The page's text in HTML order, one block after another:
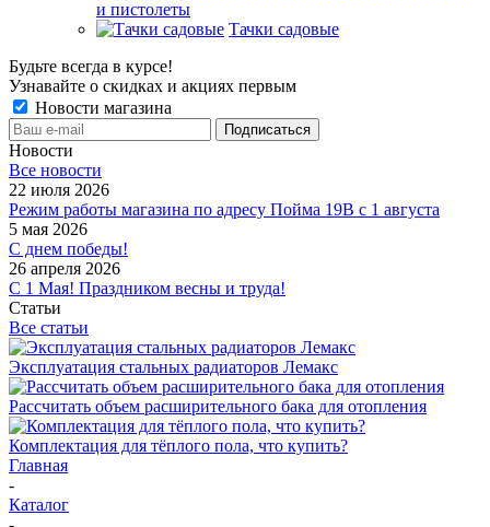
и пистолеты
Тачки садовые
Будьте всегда в курсе!
Узнавайте о скидках и акциях первым
Новости магазина
Новости
Все новости
22 июля 2026
Режим работы магазина по адресу Пойма 19В с 1 августа
5 мая 2026
С днем победы!
26 апреля 2026
С 1 Мая! Праздником весны и труда!
Статьи
Все статьи
Эксплуатация стальных радиаторов Лемакс
Рассчитать объем расширительного бака для отопления
Комплектация для тёплого пола, что купить?
Главная
-
Каталог